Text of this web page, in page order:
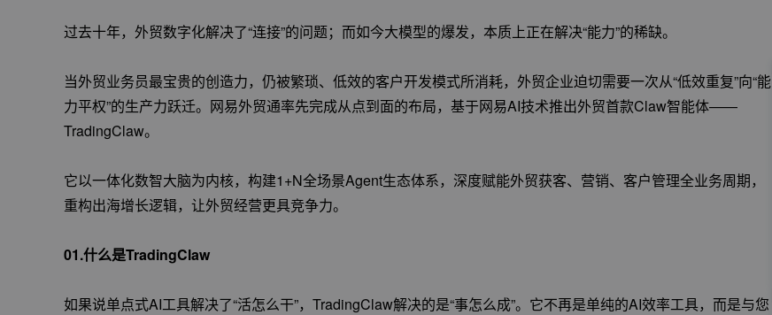
过去十年，外贸数字化解决了“连接”的问题；而如今大模型的爆发，本质上正在解决“能力”的稀缺。
当外贸业务员最宝贵的创造力，仍被繁琐、低效的客户开发模式所消耗，外贸企业迫切需要一次从“低效重复”向“能
力平权”的生产力跃迁。网易外贸通率先完成从点到面的布局，基于网易AI技术推出外贸首款Claw智能体——
TradingClaw。
它以一体化数智大脑为内核，构建1+N全场景Agent生态体系，深度赋能外贸获客、营销、客户管理全业务周期，
重构出海增长逻辑，让外贸经营更具竞争力。
01.什么是TradingClaw
如果说单点式AI工具解决了“活怎么干”，TradingClaw解决的是“事怎么成”。它不再是单纯的AI效率工具，而是与您